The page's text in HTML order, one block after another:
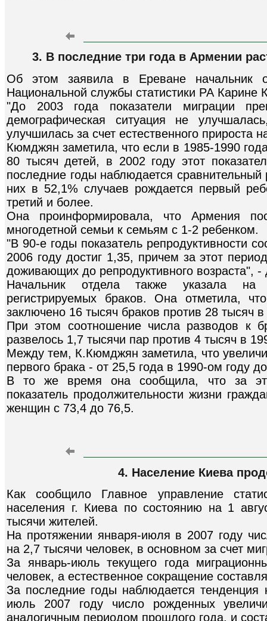
3. В последние три года в Армении
Об этом заявила в Ереване начальник
Национальной службы статистики РА Карине
"До 2003 года показатели миграции
демографическая ситуация не
улучшилась за счет естественного прироста
Кюмджян заметила, что если в 1985-1990
80 тысяч детей, в 2002 году этот
последние годы наблюдается
них в 52,1% случаев рождается первый
третий и более.
Она проинформировала, что Армения
многодетной семьи к семьям с 1-2 ребенком.
"В 90-е годы показатель репродуктивности
2006 году достиг 1,35, причем за этот
доживающих до репродуктивного возраста",
Начальник отдела также указала на
регистрируемых браков. Она отметила,
заключено 16 тысяч браков против 28 тысяч в
При этом соотношение числа разводов к
развелось 1,7 тысячи пар против 4 тысяч в
Между тем, К.Кюмджян заметила, что
первого брака - от 25,5 года в 1990-ом году
В то же время она сообщила, что за
показатель продолжительности жизни
женщин с 73,4 до 76,5.
4. Население Киева
Как сообщило Главное управление
населения г. Киева по состоянию на 1
тысячи жителей.
На протяжении января-июля в 2007 году
на 2,7 тысячи человек, в основном за счет
За январь-июль текущего года
человек, а естественное сокращение
За последние годы наблюдается тенденция
июль 2007 году число рожденных
аналогичным периодом прошлого года, и